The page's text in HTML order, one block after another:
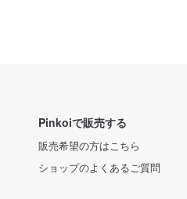
Pinkoiで販売する
販売希望の方はこちら
ショップのよくあるご質問